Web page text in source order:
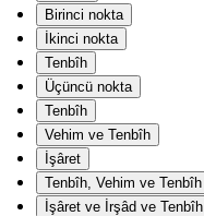
Birinci nokta
İkinci nokta
Tenbîh
Üçüncü nokta
Tenbîh
Vehim ve Tenbîh
İşâret
Tenbîh, Vehim ve Tenbîh
İşâret ve İrşâd ve Tenbîh